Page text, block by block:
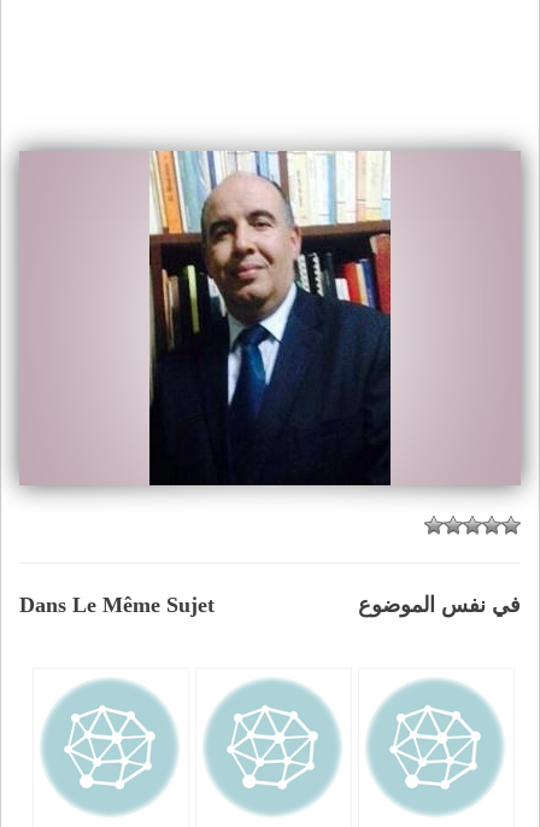
Dans Le Même Sujet في نفس الموضوع